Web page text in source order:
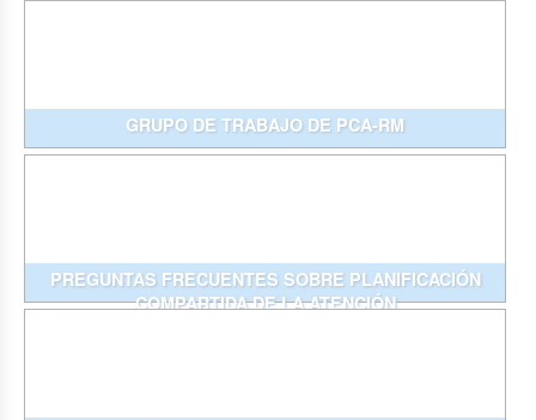
GRUPO DE TRABAJO DE PCA-RM
PREGUNTAS FRECUENTES SOBRE PLANIFICACIÓN
COMPARTIDA DE LA ATENCIÓN